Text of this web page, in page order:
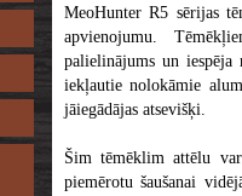
MeoHunter R5 sērijas
apvienojumu.
palielinājums un
iekļautie nolokāmie
jāiegādājas atsevišķi.
Šim tēmēklim attēlu
piemērotu šaušanai